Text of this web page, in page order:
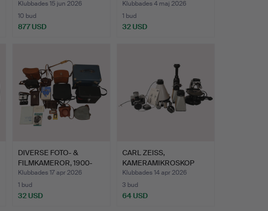
Ca…
Klubbades 15 jun 2026
10 bud
877 USD
Klubbades 4 maj 2026
1 bud
32 USD
DIVERSE FOTO- &
FILMKAMEROR, 1900-
talet, b…
Klubbades 17 apr 2026
1 bud
32 USD
CARL ZEISS,
KAMERAMIKROSKOP
mm, 10 delar t…
Klubbades 14 apr 2026
3 bud
64 USD